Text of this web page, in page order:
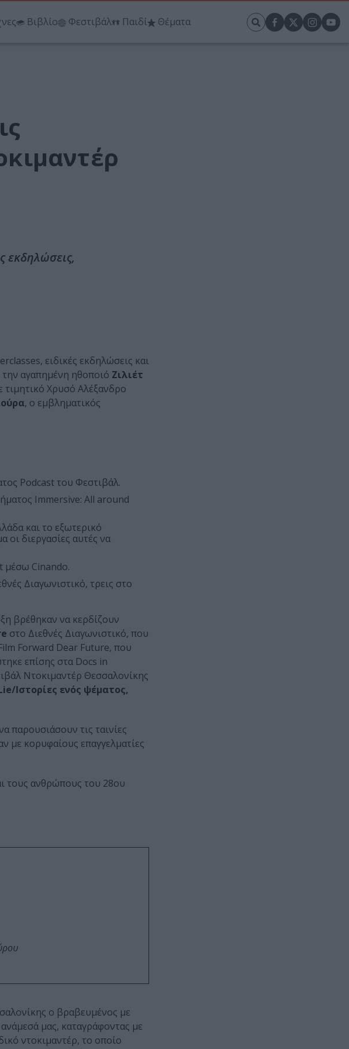
Βιβλίο Φεστιβάλ Παιδί Θέματα
εκδηλώσεις,
ειδικές εκδηλώσεις και
αγαπημένη ηθοποιό Ζιλιέτ
τιμητικό Χρυσό Αλέξανδρο
, ο εμβληματικός
Podcast του Φεστιβάλ.
Immersive: All around
και το εξωτερικό
διεργασίες αυτές να
μέσω Cinando.
Διαγωνιστικό, τρεις στο
βρέθηκαν να κερδίζουν
στο Διεθνές Διαγωνιστικό, που
Forward Dear Future, που
επίσης στα Docs in
Ντοκιμαντέρ Θεσσαλονίκης
Ιστορίες ενός ψέματος,
παρουσιάσουν τις ταινίες
με κορυφαίους επαγγελματίες
τους ανθρώπους του 28ου
ο βραβευμένος με
μας, καταγράφοντας με
ντοκιμαντέρ, το οποίο